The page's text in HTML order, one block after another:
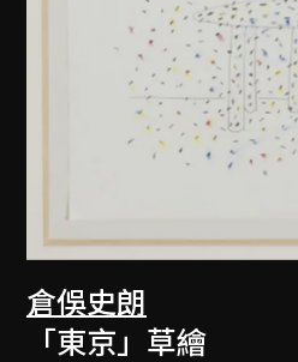
倉俁史朗
「東京」草繪